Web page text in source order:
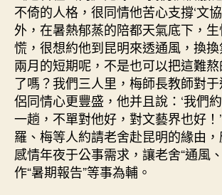
不倚的人格，很同情他苦心支撐‘文
外，在暑熱郁蒸的陪都天氣底下，
慌，很想約他到昆明來透通風，換
兩月的短期呢，不是也可以把這難
了嗎？我們三人里，梅師長教師對
侶同情心更豐盛，他并且說：‘我們
一趟，不單對他好，對文藝界也好！
羅、梅等人約請老舍赴昆明的緣由
感情年夜于公事需求，讓老舍“通風
作“暑期報告”等事為輔。